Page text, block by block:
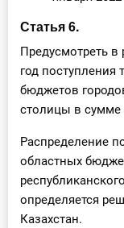
Статья 6.
Предусмотреть
год поступления
бюджетов
столицы в сумме
Распределение
областных
определяется
Казахстан.